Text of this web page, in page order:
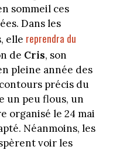
sommeil ces
Dans les
elle reprendra du
de Cris, son
pleine année des
précis du
un peu flous, un
organisé le 24 mai
Néanmoins, les
voir les